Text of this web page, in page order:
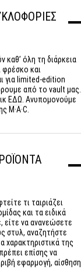
καθ’ όλη τη διάρκεια
και
για limited-edition
από το vault μας.
ΕΔΏ. Ανυπομονούμε
M·A·C.
τι ταιριάζει
και τα ειδικά
είτε να ανανεώσετε
στυλ, αναζητήστε
χαρακτηριστικά της
επίσης να
εφαρμογή, αίσθηση